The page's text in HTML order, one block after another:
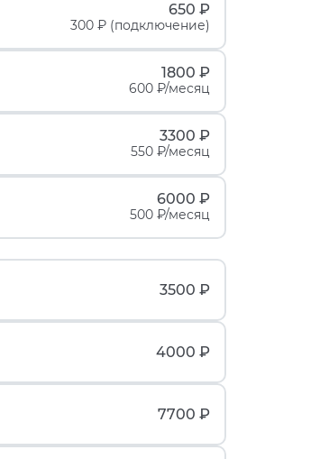
650 ₽
300 ₽ (подключение)
1800 ₽
600 ₽/месяц
3300 ₽
550 ₽/месяц
6000 ₽
500 ₽/месяц
3500 ₽
4000 ₽
7700 ₽